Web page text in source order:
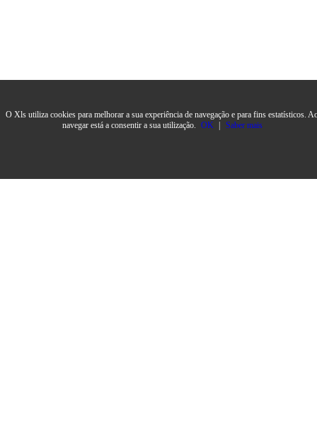
O Xls utiliza cookies para melhorar a sua experiência de navegação e para fins estatísticos.
navegar está a consentir a sua utilização. OK Saber mais